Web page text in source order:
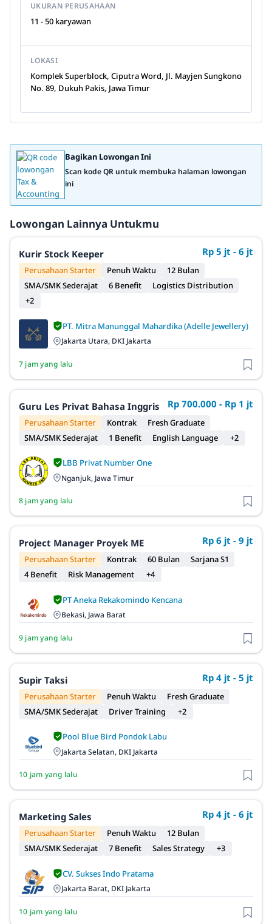
UKURAN PERUSAHAAN
11 - 50 karyawan
LOKASI
Komplek Superblock, Ciputra Word, Jl. Mayjen Sungkono
No. 89, Dukuh Pakis, Jawa Timur
Bagikan Lowongan Ini
Scan kode QR untuk membuka halaman lowongan
ini
Lowongan Lainnya Untukmu
Kurir Stock Keeper Rp 5 jt - 6 jt
Perusahaan Starter Penuh Waktu
12 Bulan
SMA/SMK Sederajat
6 Benefit
Logistics Distribution
+2
PT. Mitra Manunggal Mahardika (Adelle Jewellery)
Jakarta Utara, DKI Jakarta
7 jam yang lalu
Guru Les Privat Bahasa Inggris Rp 700.000 - Rp 1 jt
Perusahaan Starter Kontrak
Fresh Graduate
SMA/SMK Sederajat
1 Benefit English Language +2
LBB Privat Number One
Nganjuk, Jawa Timur
8 jam yang lalu
Project Manager Proyek ME Rp 6 jt - 9 jt
Perusahaan Starter Kontrak 60 Bulan
Sarjana S1
4 Benefit
Risk Management +4
PT Aneka Rekakomindo Kencana
Bekasi, Jawa Barat
9 jam yang lalu
Supir Taksi Rp 4 jt - 5 jt
Perusahaan Starter Penuh Waktu
Fresh Graduate
SMA/SMK Sederajat
Driver Training +2
Pool Blue Bird Pondok Labu
Jakarta Selatan, DKI Jakarta
10 jam yang lalu
Marketing Sales Rp 4 jt - 6 jt
Perusahaan Starter Penuh Waktu
12 Bulan
SMA/SMK Sederajat
7 Benefit Sales Strategy +3
CV. Sukses Indo Pratama
Jakarta Barat, DKI Jakarta
10 jam yang lalu